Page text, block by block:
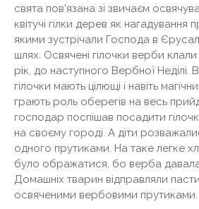
свята пов'язана зі звичаєм
квітучі гілки дерев як нагадування
якими зустрічали Господа в
шлях. Освячені гілочки верби клали
рік, до наступного Вербної Неділі.
гілочки мають цілющі і навіть
грають роль оберегів на весь
господар поспішав посадити
на своєму городі. А діти
одного прутиками. На таке легке
було ображатися, бо верба
Домашніх тварин відправляли
освяченими вербовими прутиками.